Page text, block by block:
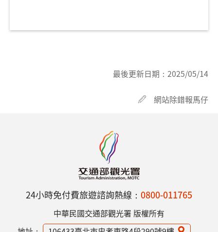
最後更新日期： 2025/05/14
網站除錯報馬仔
24小時免付費旅遊諮詢熱線： 0800-011765
中華民國交通部觀光署 版權所有